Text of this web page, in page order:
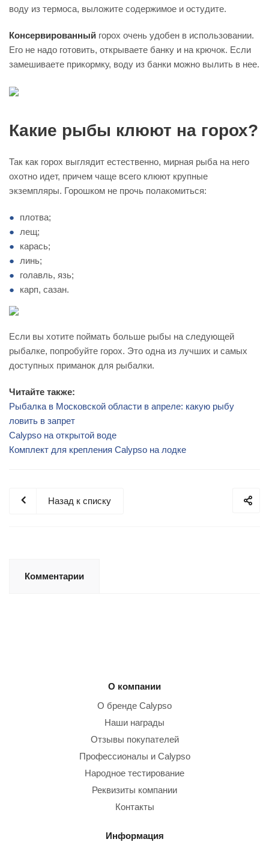
воду из термоса, выложите содержимое и остудите.
Консервированный горох очень удобен в использовании.
Его не надо готовить, открываете банку и на крючок. Если
замешиваете прикормку, воду из банки можно вылить в нее.
Какие рыбы клюют на горох?
Так как горох выглядит естественно, мирная рыба на него
охотно идет, причем чаще всего клюют крупные
экземпляры. Горошком не прочь полакомиться:
плотва;
лещ;
карась;
линь;
голавль, язь;
карп, сазан.
Если вы хотите поймать больше рыбы на следующей
рыбалке, попробуйте горох. Это одна из лучших и самых
доступных приманок для рыбалки.
Читайте также:
Рыбалка в Московской области в апреле: какую рыбу
ловить в запрет
Calypso на открытой воде
Комплект для крепления Calypso на лодке
Назад к списку
Комментарии
О компании
О бренде Calypso
Наши награды
Отзывы покупателей
Профессионалы и Calypso
Народное тестирование
Реквизиты компании
Контакты
Информация